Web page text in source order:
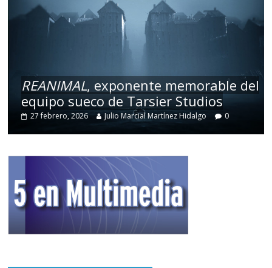
Kejora: videojuego indonesio que
brilla en lo visual
17 febrero, 2026 Julio Marcial Martínez Hidalgo